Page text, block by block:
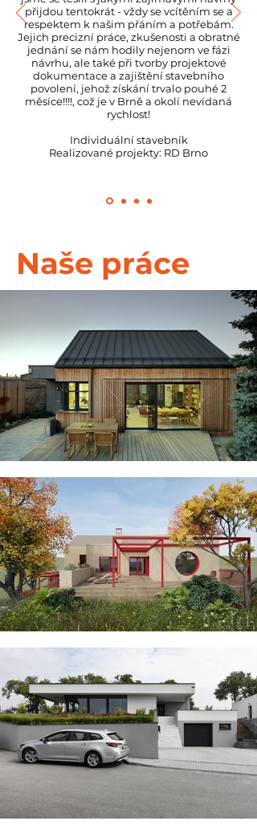
přijdou tentokrát - vždy se vcítěním se a
respektem k našim přáním a potřebám.
Jejich precizní práce, zkušenosti a obratné
jednání se nám hodily nejenom ve fázi
návrhu, ale také při tvorby projektové
dokumentace a zajištění stavebního
povolení, jehož získání trvalo pouhé 2
měsíce!!!!, což je v Brně a okolí nevídaná
rychlost!
Individuální stavebník
Realizované projekty: RD Brno
Naše práce